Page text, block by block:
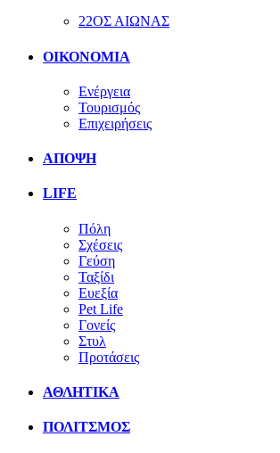
22ΟΣ ΑΙΩΝΑΣ
ΟΙΚΟΝΟΜΙΑ
Ενέργεια
Τουρισμός
Επιχειρήσεις
ΑΠΟΨΗ
LIFE
Πόλη
Σχέσεις
Γεύση
Ταξίδι
Ευεξία
Pet Life
Γονείς
Στυλ
Προτάσεις
ΑΘΛΗΤΙΚΑ
ΠΟΛΙΤΣΜΟΣ